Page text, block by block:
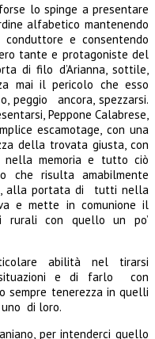
lo spinge a presentare
alfabetico mantenendo
e consentendo
tante e protagoniste del
di filo d’Arianna, sottile,
mai il pericolo che esso
peggio ancora, spezzarsi.
Peppone Calabrese,
escamotage, con una
della trovata giusta, con
nella memoria e tutto ciò
che risulta amabilmente
alla portata di tutti nella
e mette in comunione il
rurali con quello un po’
abilità nel tirarsi
situazioni e di farlo con
sempre tenerezza in quelli
uno di loro.
per intenderci quello